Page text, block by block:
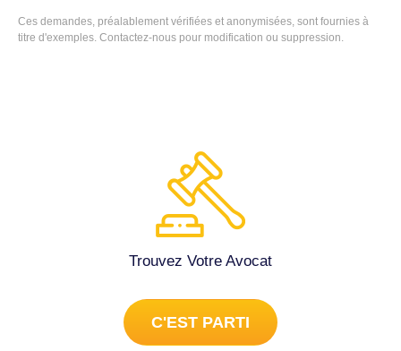
Ces demandes, préalablement vérifiées et anonymisées, sont fournies à
titre d'exemples. Contactez-nous pour modification ou suppression.
Trouvez Votre Avocat
C'EST PARTI